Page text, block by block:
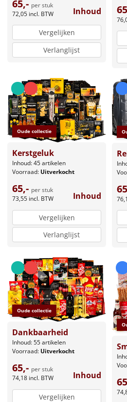
65,- per stuk
72,05 incl. BTW Inhoud
Vergelijken
Verlanglijst
Oude collectie
Kerstgeluk
Inhoud: 45 artikelen
Voorraad: Uitverkocht
65,- per stuk
73,55 incl. BTW Inhoud
Vergelijken
Verlanglijst
Oude collectie
Dankbaarheid
Inhoud: 55 artikelen
Voorraad: Uitverkocht
65,- per stuk
74,18 incl. BTW Inhoud
Vergelijken